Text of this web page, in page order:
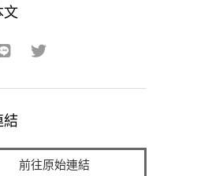
文
前往原始連結